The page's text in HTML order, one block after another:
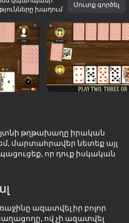
սարքը
է միայն հորիզոնական
State Connect
խաղում
Մուտք գործել
թղթախաղը իրական
մարտահրավեր նետեք այլ
որ դուք իսկական
ազատվել իր բոլոր
ով չի ազատվել